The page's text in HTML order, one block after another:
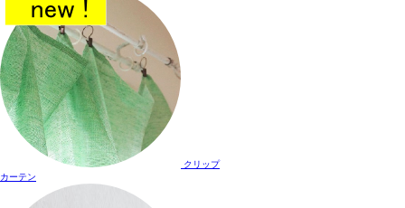
クリップ
カーテン